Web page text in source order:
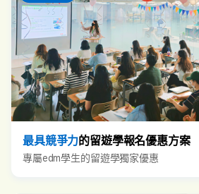
最具競爭力的留遊學報名優惠方案
專屬edm學生的留遊學獨家優惠